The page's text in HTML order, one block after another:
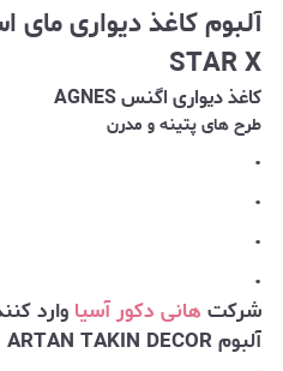
آلبوم کاغذ دیواری
STAR X
کاغذ دیواریاگنس AGNES
طرح های پتینه و مدرن
.
.
.
.
شرکت هانی دکور آسیا وارد
آلبوم ARTAN TAKIN DECOR